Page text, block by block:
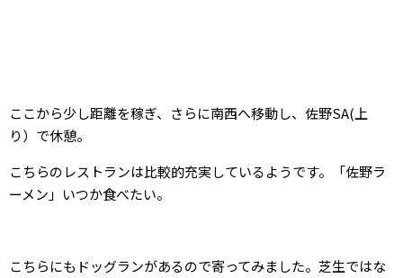
ここから少し距離を稼ぎ、さらに南西へ移動し、佐野SA(上
り）で休憩。
こちらのレストランは比較的充実しているようです。「佐野ラ
ーメン」いつか食べたい。
こちらにもドッグランがあるので寄ってみました。芝生ではな